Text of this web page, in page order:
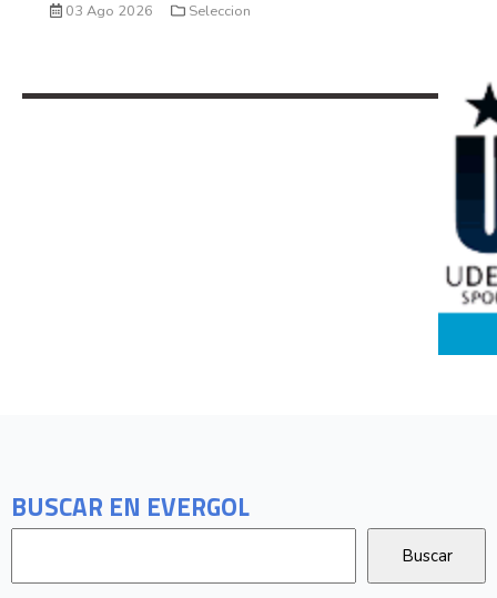
BUSCAR EN EVERGOL
03 Ago 2026 Seleccion